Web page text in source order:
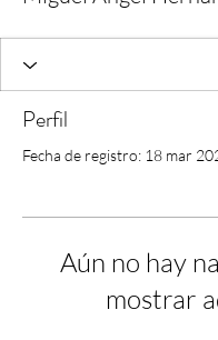
Perfil
Fecha de registro: 18 mar
Aún no hay
mostrar